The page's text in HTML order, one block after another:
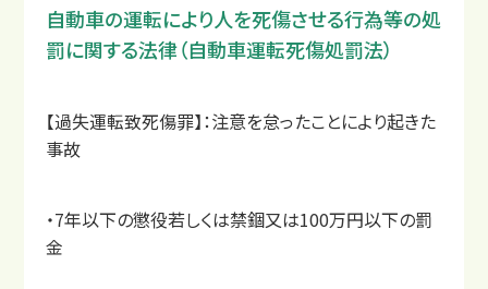
整骨院と整形外科の違い
自動車の運転により人を死傷させる行為等の処
罰に関する法律（自動車運転死傷処罰法）
【過失運転致死傷罪】：注意を怠ったことにより起きた
事故
・7年以下の懲役若しくは禁錮又は100万円以下の罰
金